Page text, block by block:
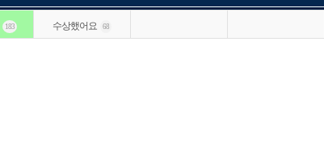
183 수상했어요 68